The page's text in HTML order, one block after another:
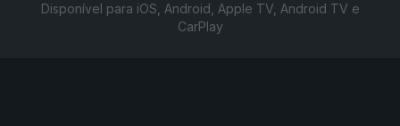
Disponível para iOS, Android, Apple TV, Android TV e
CarPlay